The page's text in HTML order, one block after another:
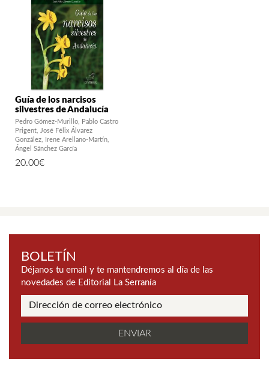
Guía de los narcisos
silvestres de Andalucía
Pedro Gómez-Murillo
Pablo Castro
Prigent
José Félix Álvarez
González
Irene Arellano-Martín
Ángel Sánchez García
20.00€
BOLETÍN
Déjanos tu email y te mantendremos al día de las
novedades de Editorial La Serranía